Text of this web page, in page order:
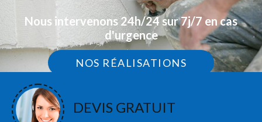
Nous intervenons 24h/24 sur 7j/7 en cas
d'urgence
NOS RÉALISATIONS
DEVIS GRATUIT